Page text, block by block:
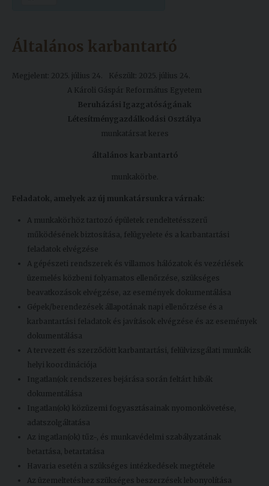
Nemzetközi
Sajtó
Sport
Akadémia
Általános karbantartó
Megjelent: 2025. július 24.
Készült: 2025. július 24.
A Károli Gáspár Református Egyetem
Beruházási Igazgatóságának
Létesítménygazdálkodási Osztálya
munkatársat keres
általános karbantartó
munkakörbe.
Feladatok, amelyek az új munkatársunkra várnak:
A munkakörhöz tartozó épületek rendeltetésszerű
működésének biztosítása, felügyelete és a karbantartási
feladatok elvégzése
A gépészeti rendszerek és villamos hálózatok és vezérlések
üzemelés közbeni folyamatos ellenőrzése, szükséges
beavatkozások elvégzése, az események dokumentálása
Gépek/berendezések állapotának napi ellenőrzése és a
karbantartási feladatok és javítások elvégzése és az események
dokumentálása
A tervezett és szerződött karbantartási, felülvizsgálati munkák
helyi koordinációja
Ingatlan(ok rendszeres bejárása során feltárt hibák
dokumentálása
Ingatlan(ok) közüzemi fogyasztásainak nyomonkövetése,
adatszolgáltatása
Az ingatlan(ok) tűz-, és munkavédelmi szabályzatának
betartása, betartatása
Havaria esetén a szükséges intézkedések megtétele
Az üzemeltetéshez szükséges beszerzések lebonyolítása